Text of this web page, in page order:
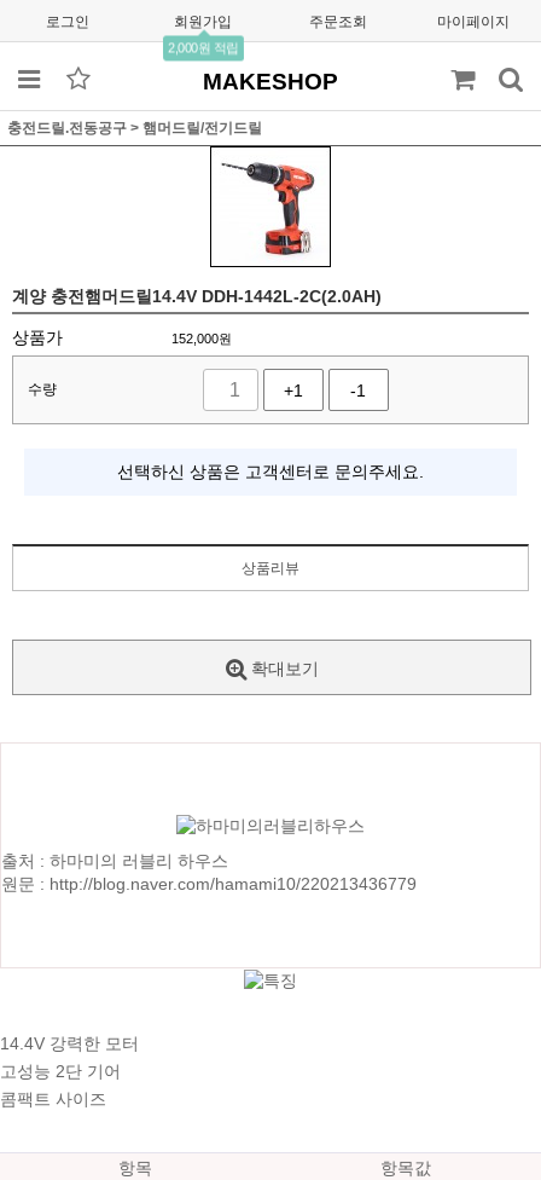
로그인 회원가입
2,000원 적립
주문조회 마이페이지
MAKESHOP
충전드릴.전동공구 > 햄머드릴/전기드릴
계양 충전햄머드릴14.4V DDH-1442L-2C(2.0AH)
상품가 152,000원
수량 +1 -1
선택하신 상품은 고객센터로 문의주세요.
상품리뷰
확대보기
출처 : 하마미의 러블리 하우스
원문 : http://blog.naver.com/hamami10/220213436779
14.4V 강력한 모터
고성능 2단 기어
콤팩트 사이즈
항목
항목값